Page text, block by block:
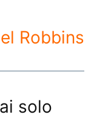
Robbins
solo